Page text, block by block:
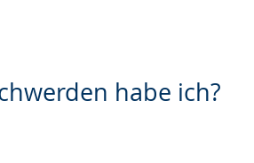
habe ich?